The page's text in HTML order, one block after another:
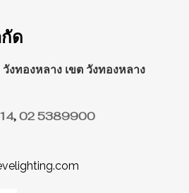
ด
งทองหลาง เขต วังทองหลาง
,02 5389900